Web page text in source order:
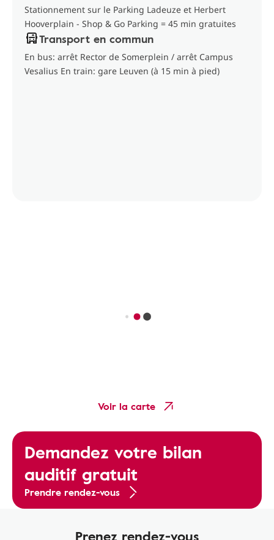
Stationnement sur le Parking Ladeuze et Herbert
Hooverplain - Shop & Go Parking = 45 min gratuites
Transport en commun
En bus: arrêt Rector de Somerplein / arrêt Campus
Vesalius En train: gare Leuven (à 15 min à pied)
Voir la carte
Demandez votre bilan
auditif gratuit
Prendre rendez-vous